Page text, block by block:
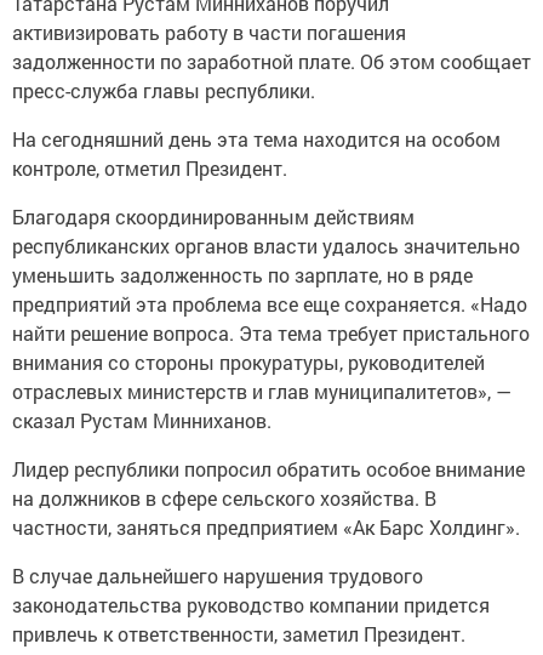
активизировать работу в части погашения
задолженности по заработной плате. Об этом сообщает
пресс-служба главы республики.
На сегодняшний день эта тема находится на особом
контроле, отметил Президент.
Благодаря скоординированным действиям
республиканских органов власти удалось значительно
уменьшить задолженность по зарплате, но в ряде
предприятий эта проблема все еще сохраняется. «Надо
найти решение вопроса. Эта тема требует пристального
внимания со стороны прокуратуры, руководителей
отраслевых министерств и глав муниципалитетов», —
сказал Рустам Минниханов.
Лидер республики попросил обратить особое внимание
на должников в сфере сельского хозяйства. В
частности, заняться предприятием «Ак Барс Холдинг».
В случае дальнейшего нарушения трудового
законодательства руководство компании придется
привлечь к ответственности, заметил Президент.